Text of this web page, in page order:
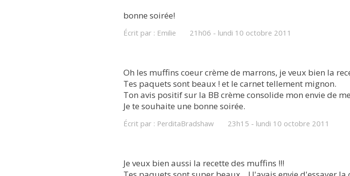
bonne soirée!
Écrit par : Emilie 21h06 - lundi 10 octobre 2011
Oh les muffins coeur crème de marrons, je veux bien la
Tes paquets sont beaux ! et le carnet tellement mignon.
Ton avis positif sur la BB crème consolide mon envie de
Je te souhaite une bonne soirée.
Écrit par : PerditaBradshaw 23h15 - lundi 10 octobre 2011
Je veux bien aussi la recette des muffins !!!